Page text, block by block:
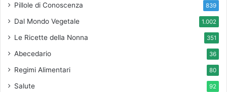
Pillole di Conoscenza 839
Dal Mondo Vegetale 1.002
Le Ricette della Nonna 351
Abecedario 36
Regimi Alimentari 80
Salute 92